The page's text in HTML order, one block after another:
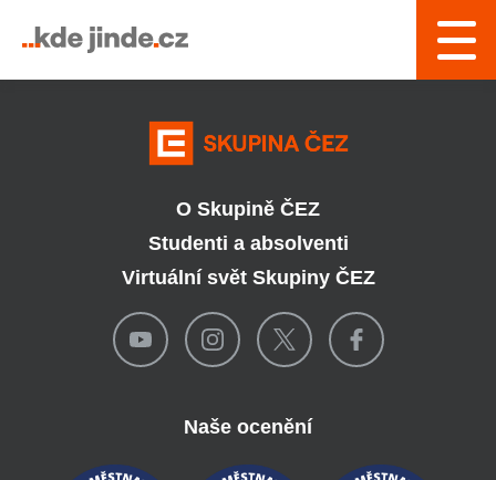
O Skupině ČEZ
Studenti a absolventi
Virtuální svět Skupiny ČEZ
Naše ocenění